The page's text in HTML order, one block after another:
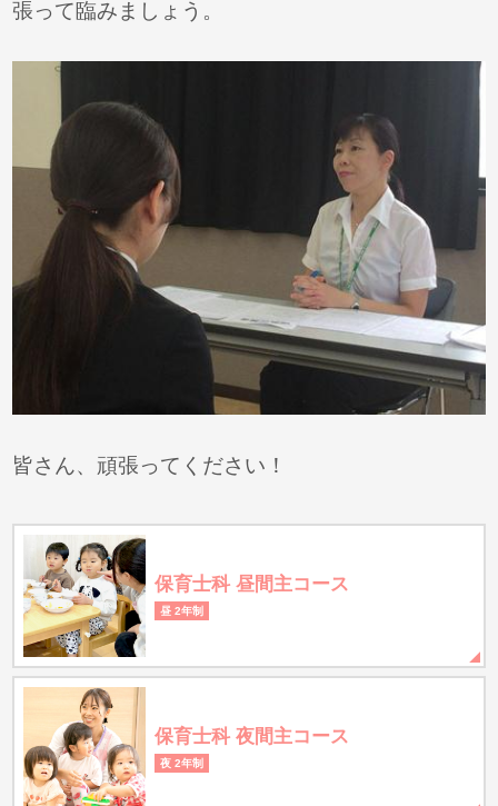
張って臨みましょう。
皆さん、頑張ってください！
保育士科 昼間主コース
昼 2年制
保育士科 夜間主コース
夜 2年制